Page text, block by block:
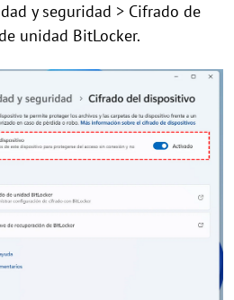
y seguridad > Cifrado de
unidad BitLocker.